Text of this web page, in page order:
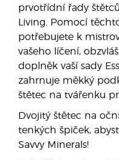
prvotřídní řady
Living. Pomocí
potřebujete k
vašeho líčení,
doplněk vaší sady
zahrnuje měkký
štětec na tvářenku
Dvojitý štětec na
tenkých špiček,
Savvy Minerals!